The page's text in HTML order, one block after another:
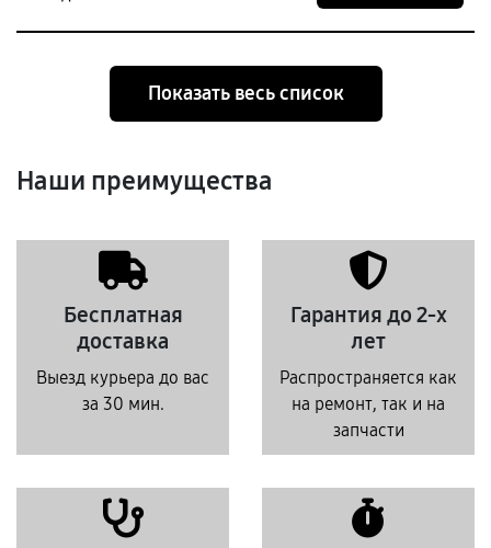
Показать весь список
Наши преимущества
Бесплатная
доставка
Выезд курьера до вас
за 30 мин.
Гарантия до 2-х
лет
Распространяется как
на ремонт, так и на
запчасти